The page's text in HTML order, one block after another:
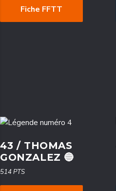
Fiche FFTT
43 / THOMAS
GONZALEZ 🔵
514 PTS